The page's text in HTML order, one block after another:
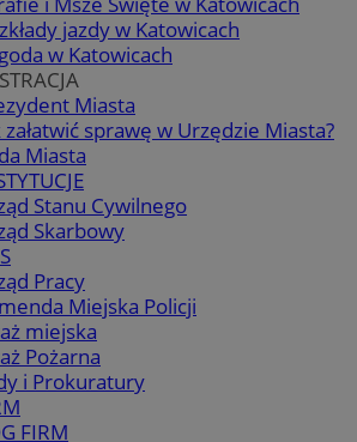
jazdy w Katowicach
w Katowicach
Miasta
załatwić sprawę w Urzędzie Miasta?
Miasta
Stanu Cywilnego
Skarbowy
Pracy
Miejska Policji
miejska
Pożarna
i Prokuratury
FIRM